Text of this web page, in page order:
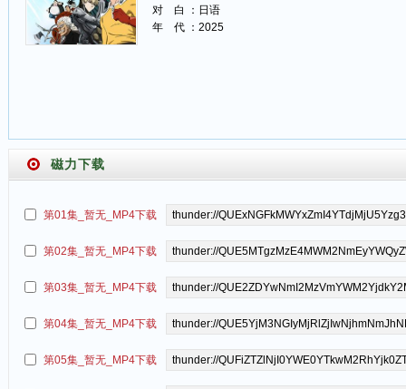
对 白 ：日语
年 代 ：2025
磁力下载
第01集_暂无_MP4下载
第02集_暂无_MP4下载
第03集_暂无_MP4下载
第04集_暂无_MP4下载
第05集_暂无_MP4下载